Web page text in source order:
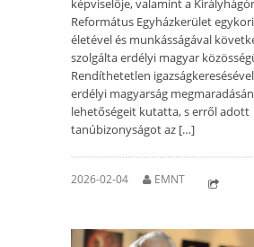
képviselője, valamint a
Református Egyházkerület
életével és munkásságával
szolgálta erdélyi magyar
Rendíthetetlen
erdélyi magyarság
lehetőségeit kutatta, s erről adott
tanúbizonyságot az […]
2026-02-04 EMNT